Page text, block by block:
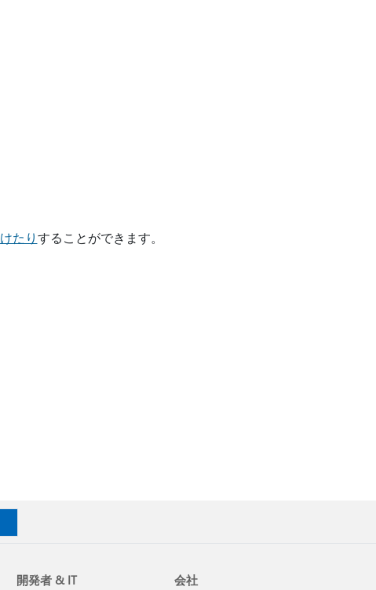
けたりすることができます。
開発者 & IT 会社